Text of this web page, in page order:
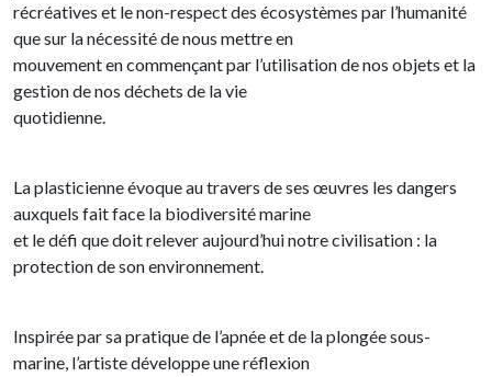
récréatives et le non-respect des écosystèmes par l’humanité
que sur la nécessité de nous mettre en
mouvement en commençant par l’utilisation de nos objets et la
gestion de nos déchets de la vie
quotidienne.
La plasticienne évoque au travers de ses œuvres les dangers
auxquels fait face la biodiversité marine
et le défi que doit relever aujourd’hui notre civilisation : la
protection de son environnement.
Inspirée par sa pratique de l’apnée et de la plongée sous-
marine, l’artiste développe une réflexion